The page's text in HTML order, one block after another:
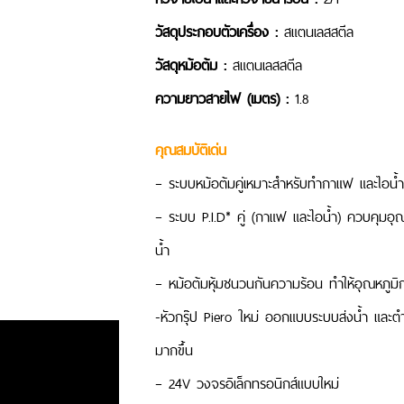
วัสดุประกอบตัวเครื่อง : สแตนเลสสตีล
วัสดุหม้อต้ม : สแตนเลสสตีล
ความยาวสายไฟ (เมตร) : 1.8
คุณสมบัติเด่น
– ระบบหม้อต้มคู่เหมาะสำหรับทำกาแฟ และไอน้ำ
– ระบบ P.I.D* คู่ (กาแฟ และไอน้ำ) ควบคุมอุ
น้ำ
– หม้อต้มหุ้มชนวนกันความร้อน ทำให้อุณหภูมิ
-หัวกรุ๊ป Piero ใหม่ ออกแบบระบบส่งน้ำ แล
มากขึ้น
– 24V วงจรอิเล็กทรอนิกส์แบบใหม่